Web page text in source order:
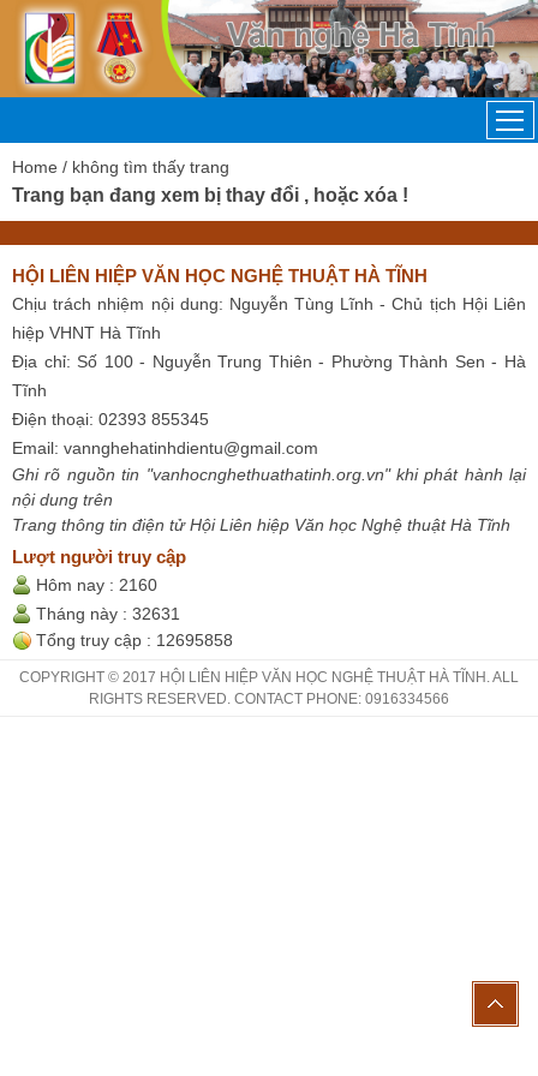
Home / không tìm thấy trang
Trang bạn đang xem bị thay đổi , hoặc xóa !
HỘI LIÊN HIỆP VĂN HỌC NGHỆ THUẬT HÀ TĨNH
Chịu trách nhiệm nội dung: Nguyễn Tùng Lĩnh - Chủ tịch Hội Liên
hiệp VHNT Hà Tĩnh
Địa chỉ: Số 100 - Nguyễn Trung Thiên - Phường Thành Sen - Hà
Tĩnh
Điện thoại: 02393 855345
Email: vannghehatinhdientu@gmail.com
Ghi rõ nguồn tin "vanhocnghethuathatinh.org.vn" khi phát hành lại
nội dung trên
Trang thông tin điện tử Hội Liên hiệp Văn học Nghệ thuật Hà Tĩnh
Lượt người truy cập
Hôm nay : 2160
Tháng này : 32631
Tổng truy cập : 12695858
COPYRIGHT © 2017 HỘI LIÊN HIỆP VĂN HỌC NGHỆ THUẬT HÀ TĨNH. ALL
RIGHTS RESERVED. CONTACT PHONE: 0916334566